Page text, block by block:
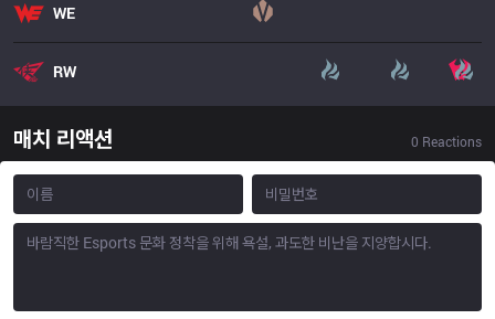
WE
RW
매치 리액션 0 Reactions